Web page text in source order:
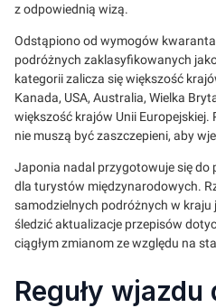
z odpowiednią wizą.
Odstąpiono od wymogów
podróżnych zaklasyfikowanych
kategorii zalicza się większość
Kanada, USA, Australia, Wielka
większość krajów Unii Europejskiej.
nie muszą być zaszczepieni, aby
Japonia nadal przygotowuje się do
dla turystów międzynarodowych.
samodzielnych podróżnych w kraju
śledzić aktualizacje przepisów
ciągłym zmianom ze względu na
Reguły